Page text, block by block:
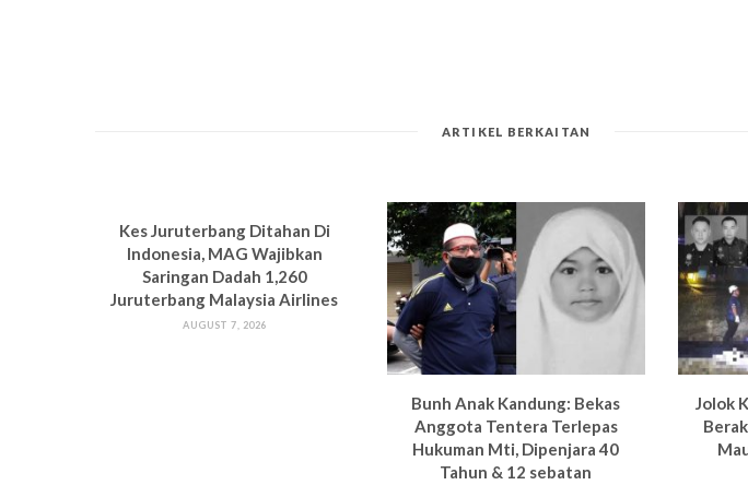
ARTIKEL BERKAITAN
Kes Juruterbang Ditahan Di
Indonesia, MAG Wajibkan
Saringan Dadah 1,260
Juruterbang Malaysia Airlines
AUGUST 7, 2026
Bunh Anak Kandung: Bekas
Anggota Tentera Terlepas
Hukuman Mti, Dipenjara 40
Tahun & 12 sebatan
Jolok